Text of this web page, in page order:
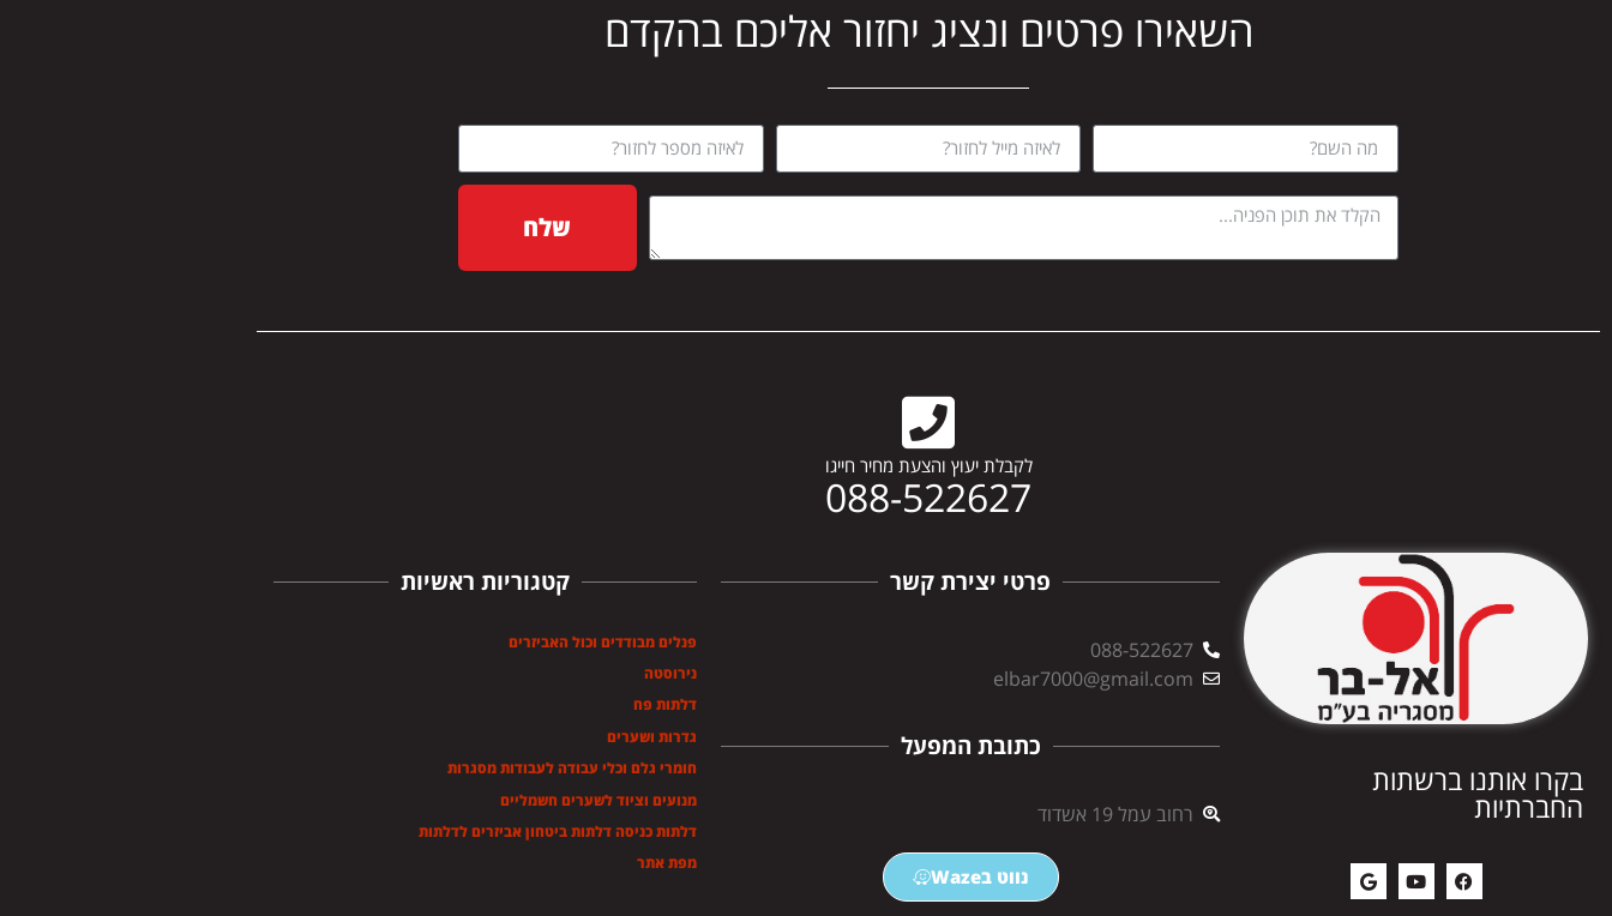
השאירו פרטים ונציג יחזור אליכם בהקדם
שלח
לקבלת יעוץ והצעת מחיר חייגו
088-522627
בקרו אותנו ברשתות
החברתיות
פרטי יצירת קשר
088-522627
elbar7000@gmail.com
כתובת המפעל
רחוב עמל 19 אשדוד
נווט בWaze
קטגוריות ראשיות
פנלים מבודדים וכול האביזרים
נירוסטה
דלתות פח
גדרות ושערים
חומרי גלם וכלי עבודה לעבודות מסגרות
מנועים וציוד לשערים חשמליים
דלתות כניסה דלתות ביטחון אביזרים לדלתות
מפת אתר